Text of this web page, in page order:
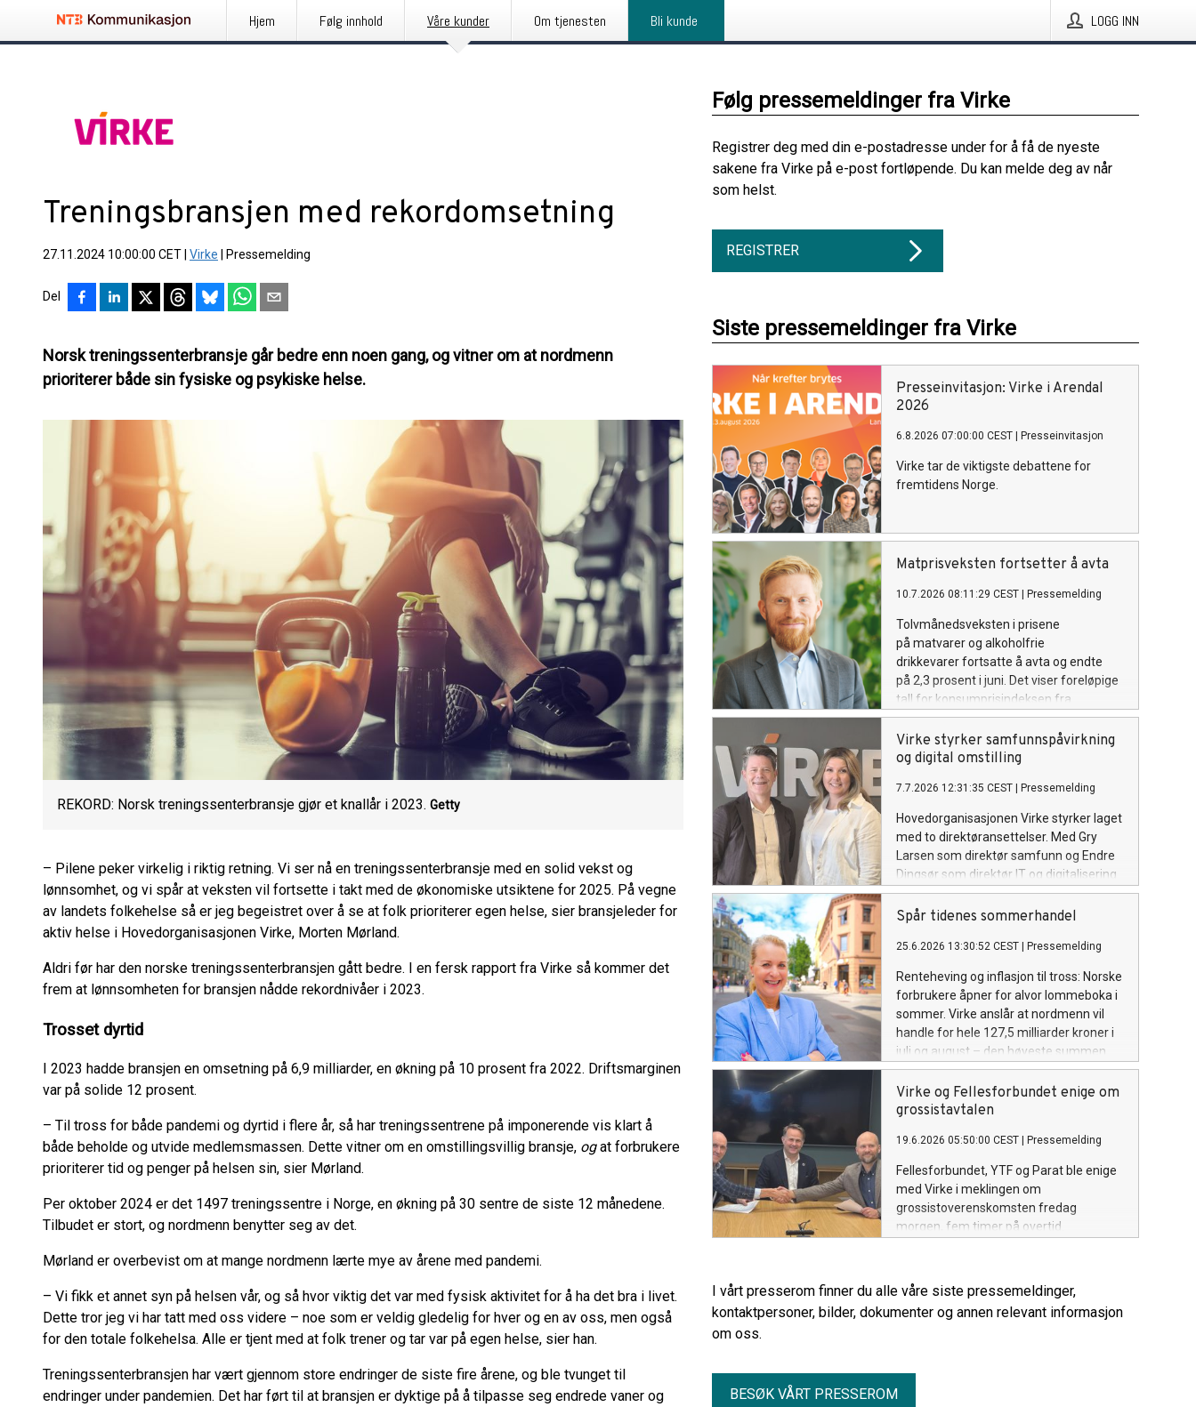
Hjem Følg innhold Våre kunder Om tjenesten Bli kunde LOGG INN
Treningsbransjen med rekordomsetning
27.11.2024 10:00:00 CET Virke Pressemelding
Del
Norsk treningssenterbransje går bedre enn noen gang, og vitner om at nordmenn
prioriterer både sin fysiske og psykiske helse.
REKORD: Norsk treningssenterbransje gjør et knallår i 2023. Getty
– Pilene peker virkelig i riktig retning. Vi ser nå en treningssenterbransje med en solid vekst og
lønnsomhet, og vi spår at veksten vil fortsette i takt med de økonomiske utsiktene for 2025. På vegne
av landets folkehelse så er jeg begeistret over å se at folk prioriterer egen helse, sier bransjeleder for
aktiv helse i Hovedorganisasjonen Virke, Morten Mørland.
Aldri før har den norske treningssenterbransjen gått bedre. I en fersk rapport fra Virke så kommer det
frem at lønnsomheten for bransjen nådde rekordnivåer i 2023.
Trosset dyrtid
I 2023 hadde bransjen en omsetning på 6,9 milliarder, en økning på 10 prosent fra 2022. Driftsmarginen
var på solide 12 prosent.
– Til tross for både pandemi og dyrtid i flere år, så har treningssentrene på imponerende vis klart å
både beholde og utvide medlemsmassen. Dette vitner om en omstillingsvillig bransje, ogat forbrukere
prioriterer tid og penger på helsen sin, sier Mørland.
Per oktober 2024 er det 1497 treningssentre i Norge, en økning på 30 sentre de siste 12 månedene.
Tilbudet er stort, og nordmenn benytter seg av det.
Mørland er overbevist om at mange nordmenn lærte mye av årene med pandemi.
– Vi fikk et annet syn på helsen vår, og så hvor viktig det var med fysisk aktivitet for å ha det bra i livet.
Dette tror jeg vi har tatt med oss videre – noe som er veldig gledelig for hver og en av oss, men også
for den totale folkehelsa. Alle er tjent med at folk trener og tar var på egen helse, sier han.
Treningssenterbransjen har vært gjennom store endringer de siste fire årene, og ble tvunget til
endringer under pandemien. Det har ført til at bransjen er dyktige på å tilpasse seg endrede vaner og
Følg pressemeldinger fra Virke
Registrer deg med din e-postadresse under for å få de nyeste
sakene fra Virke på e-post fortløpende. Du kan melde deg av når
som helst.
REGISTRER
Siste pressemeldinger fra Virke
Presseinvitasjon: Virke i Arendal
2026
6.8.2026 07:00:00 CEST Presseinvitasjon
Virke tar de viktigste debattene for
fremtidens Norge.
Matprisveksten fortsetter å avta
10.7.2026 08:11:29 CEST Pressemelding
Tolvmånedsveksten i prisene
på matvarer og alkoholfrie
drikkevarer fortsatte å avta og endte
på 2,3 prosent i juni. Det viser foreløpige
tall for konsumprisindeksen fra
Statistisk sentralbyrå (SSB). SSB
fremhever at prisutviklingen på mat var
en av de viktigste årsakene til at den
lavere i juni enn i mai.
Virke styrker samfunnspåvirkning
og digital omstilling
7.7.2026 12:31:35 CEST Pressemelding
Hovedorganisasjonen Virke styrker laget
med to direktøransettelser. Med Gry
Larsen som direktør samfunn og Endre
Dingsør som direktør IT og digitalisering
satser Virke på to områder som blir
avgjørende for medlemmenes
samfunnspåvirkning og digital
Spår tidenes sommerhandel
25.6.2026 13:30:52 CEST Pressemelding
Renteheving og inflasjon til tross: Norske
forbrukere åpner for alvor lommeboka i
sommer. Virke anslår at nordmenn vil
handle for hele 127,5 milliarder kroner i
juli og august – den høyeste summen
noensinne. Nordland, Agder og en rekke
turistkommuner langs kysten og i
fjordene kan vente seg
Virke og Fellesforbundet enige om
grossistavtalen
19.6.2026 05:50:00 CEST Pressemelding
Fellesforbundet, YTF og Parat ble enige
med Virke i meklingen om
grossistoverenskomsten fredag
morgen, fem timer på overtid.
I vårt presserom finner du alle våre siste pressemeldinger,
kontaktpersoner, bilder, dokumenter og annen relevant informasjon
om oss.
BESØK VÅRT PRESSEROM